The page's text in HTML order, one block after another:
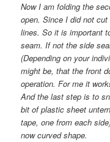
Now I am folding the
open. Since I did not cut
lines. So it is important
seam. If not the side
(Depending on your
might be, that the front
operation. For me it
And the last step is to
bit of plastic sheet
tape, one from each
now curved shape.